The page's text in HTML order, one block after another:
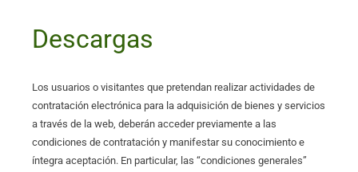
Descargas
Los usuarios o visitantes que pretendan realizar actividades de
contratación electrónica para la adquisición de bienes y servicios
a través de la web, deberán acceder previamente a las
condiciones de contratación y manifestar su conocimiento e
íntegra aceptación. En particular, las “condiciones generales”